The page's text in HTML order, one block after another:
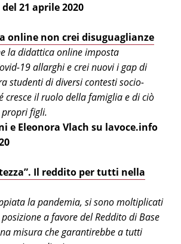
21 aprile 2020
online non crei disuguaglianze
la didattica online imposta
19 allarghi e crei nuovi i gap di
studenti di diversi contesti socio-
cresce il ruolo della famiglia e di ciò
figli.
e Eleonora Vlach su lavoce.info
Il reddito per tutti nella
la pandemia, si sono moltiplicati
a favore del Reddito di Base
misura che garantirebbe a tutti